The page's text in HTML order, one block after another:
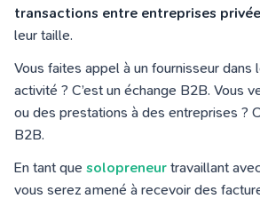
transactions entre entreprises
leur taille.
Vous faites appel à un fournisseur dans
activité ? C’est un échange B2B. Vous
ou des prestations à des entreprises ?
B2B.
En tant que solopreneur travaillant
vous serez amené à recevoir des